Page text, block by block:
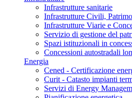
Infrastrutture sanitarie
Infrastrutture Civili,
Infrastrutture Viarie e
Servizio di gestione del
Spazi istituzionali in
Concessioni autostradali
Energia
Cened - Certificazione
Curit - Catasto impianti
Servizi di Energy